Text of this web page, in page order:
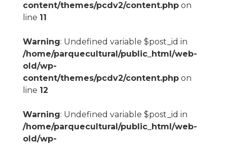
content/themes/pcdv2/content.phpon
line 11
Warning: Undefined variable $post_id in
/home/parquecultural/public_html/web-
old/wp-
content/themes/pcdv2/content.phpon
line 12
Warning: Undefined variable $post_id in
/home/parquecultural/public_html/web-
old/wp-